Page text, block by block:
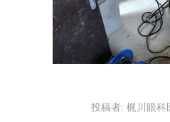
投稿者: 梶川眼